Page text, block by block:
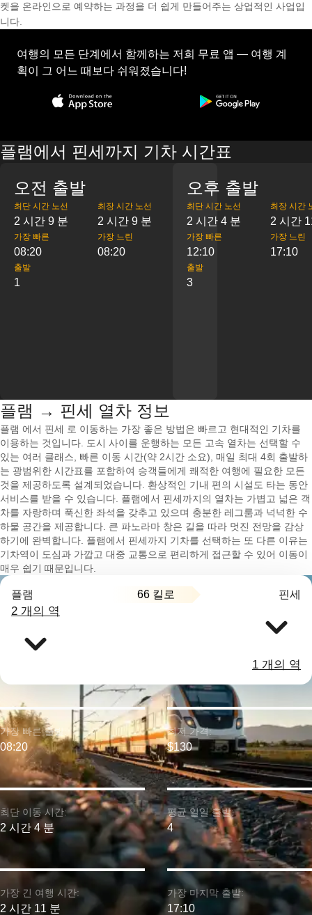
켓을 온라인으로 예약하는 과정을 더 쉽게 만들어주는 상업적인 사업입
니다.
여행의 모든 단계에서 함께하는 저희 무료 앱 — 여행 계
획이 그 어느 때보다 쉬워졌습니다!
플램에서 핀세까지 기차 시간표
오전 출발
최단 시간 노선
2 시간 9 분
최장 시간 노선
2 시간 9 분
가장 빠른
08:20
가장 느린
08:20
출발
1
오후 출발
최단 시간 노선
2 시간 4 분
최장 시간
2 시간
가장 빠른
12:10
가장 느린
17:10
출발
3
플램 → 핀세 열차 정보
플램 에서 핀세 로 이동하는 가장 좋은 방법은 빠르고 현대적인 기차를
이용하는 것입니다. 도시 사이를 운행하는 모든 고속 열차는 선택할 수
있는 여러 클래스, 빠른 이동 시간(약 2시간 소요), 매일 최대 4회 출발하
는 광범위한 시간표를 포함하여 승객들에게 쾌적한 여행에 필요한 모든
것을 제공하도록 설계되었습니다. 환상적인 기내 편의 시설도 타는 동안
서비스를 받을 수 있습니다. 플램에서 핀세까지의 열차는 가볍고 넓은 객
차를 자랑하며 푹신한 좌석을 갖추고 있으며 충분한 레그룸과 넉넉한 수
하물 공간을 제공합니다. 큰 파노라마 창은 길을 따라 멋진 전망을 감상
하기에 완벽합니다. 플램에서 핀세까지 기차를 선택하는 또 다른 이유는
기차역이 도심과 가깝고 대중 교통으로 편리하게 접근할 수 있어 이동이
매우 쉽기 때문입니다.
플램 66 킬로 핀세
2 개의 역
1 개의 역
최단 이동 시간:
2 시간 4 분
가장 빠른 출발:
08:20
가장 긴 여행 시간:
2 시간 11 분
최저 가격:
$130
평균 일일 출발:
4
가장 마지막 출발:
17:10